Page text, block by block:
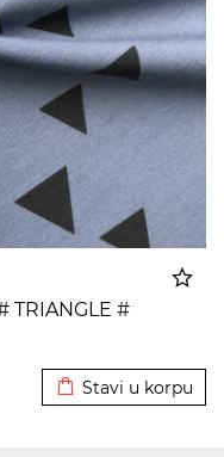
TRIANGLE #
Stavi u korpu